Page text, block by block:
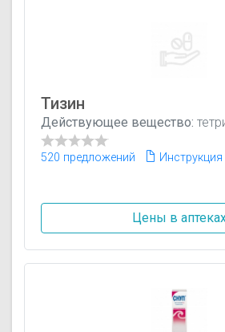
Тизин
Действующее вещество:
520 предложений Инструкция
Цены в